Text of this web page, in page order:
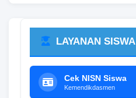
LAYANAN SISWA
Cek NISN Siswa
Kemendikdasmen